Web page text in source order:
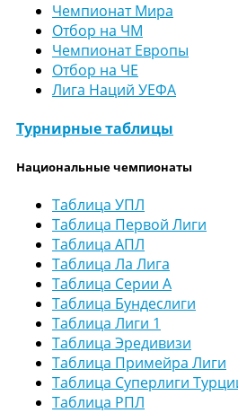
Чемпионат Мира
Отбор на ЧМ
Чемпионат Европы
Отбор на ЧЕ
Лига Наций УЕФА
Турнирные таблицы
Национальные чемпионаты
Таблица УПЛ
Таблица Первой Лиги
Таблица АПЛ
Таблица Ла Лига
Таблица Серии А
Таблица Бундеслиги
Таблица Лиги 1
Таблица Эредивизи
Таблица Примейра Лиги
Таблица Суперлиги
Таблица РПЛ